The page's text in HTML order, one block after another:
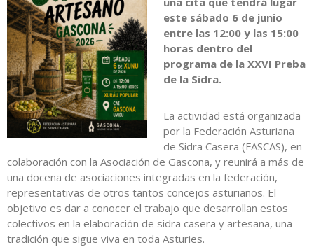
este sábado 6 de junio
entre las 12:00 y las 15:00
horas dentro del
programa de la XXVI Preba
de la Sidra.
La actividad está organizada
por la Federación Asturiana
de Sidra Casera (FASCAS), en
colaboración con la Asociación de Gascona, y reunirá a más de
una docena de asociaciones integradas en la federación,
representativas de otros tantos concejos asturianos. El
objetivo es dar a conocer el trabajo que desarrollan estos
colectivos en la elaboración de sidra casera y artesana, una
tradición que sigue viva en toda Asturies.